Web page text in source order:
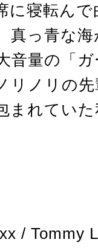
に寝転ん
真っ青な
音量の「
リノリの
まれてい
/ Tommy